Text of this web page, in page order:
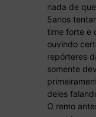
nada de
5anos
time forte e
ouvindo
repórteres
somente
deles
O remo